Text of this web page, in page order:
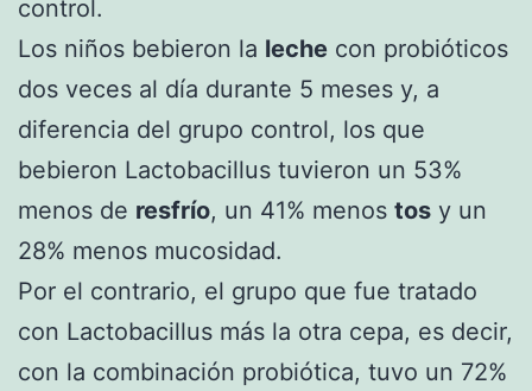
control.
Los niños bebieron la leche con probióticos
dos veces al día durante 5 meses y, a
diferencia del grupo control, los que
bebieron Lactobacillus tuvieron un 53%
menos de resfrío, un 41% menos tos y un
28% menos mucosidad.
Por el contrario, el grupo que fue tratado
con Lactobacillus más la otra cepa, es decir,
con la combinación probiótica, tuvo un 72%